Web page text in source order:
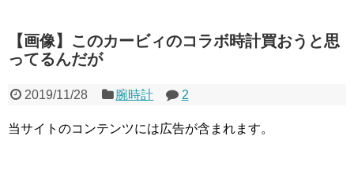
【画像】このカービィのコラボ時計買おうと思
ってるんだが
2019/11/28 腕時計 2
当サイトのコンテンツには広告が含まれます。